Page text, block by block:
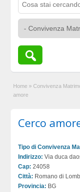
Home » Convivenza
amore
Cerco
Tipo di Convivenza
Indirizzo: Via duca
Cap: 24058
Città: Romano di
Provincia: BG